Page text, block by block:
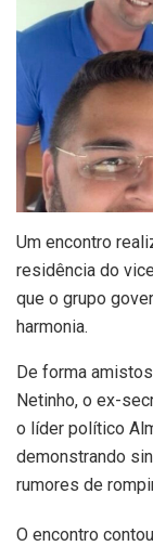
Um encontro
residência do
que o grupo
harmonia.
De forma
Netinho, o ex-
o líder político
demonstrando
rumores de
O encontro